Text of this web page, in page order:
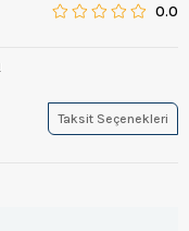
0.0
Taksit Seçenekleri